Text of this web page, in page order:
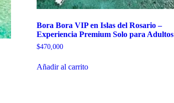
Bora Bora VIP en Islas del Rosario –
Experiencia Premium Solo para Adultos
$470,000
Añadir al carrito